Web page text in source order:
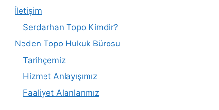
İletişim
Serdarhan Topo Kimdir?
Neden Topo Hukuk Bürosu
Tarihçemiz
Hizmet Anlayışımız
Faaliyet Alanlarımız